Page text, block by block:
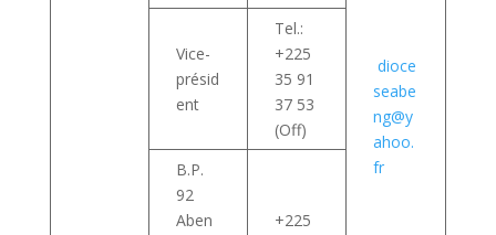
dioce
seabe
ng@y
ahoo.
fr
Vice-
présid
ent
Tel.:
+225
35 91
37 53
(Off)
B.P.
92
Aben
+225